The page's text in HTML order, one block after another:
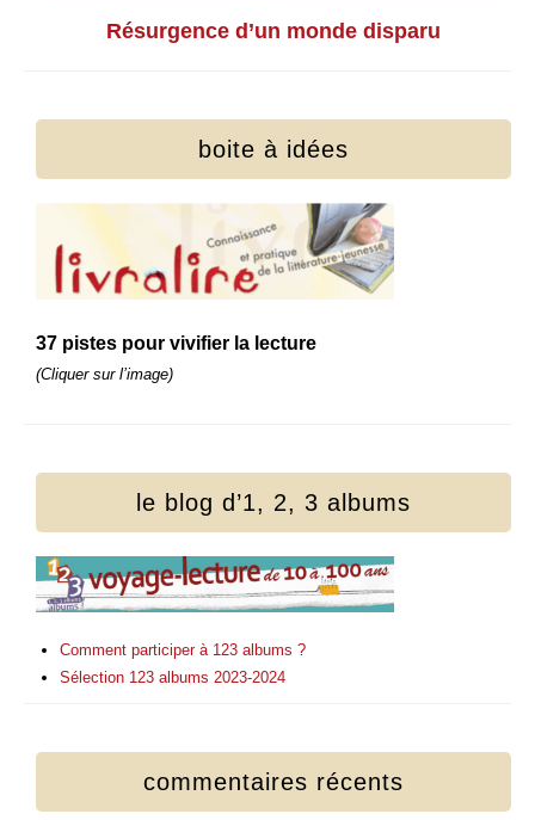
Résurgence d’un monde disparu
boite à idées
37 pistes pour vivifier la lecture
(Cliquer sur l’image)
le blog d’1, 2, 3 albums
Comment participer à 123 albums ?
Sélection 123 albums 2023-2024
commentaires récents